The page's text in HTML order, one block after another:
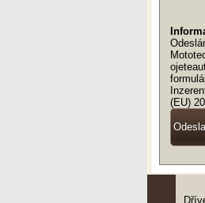
(EU)